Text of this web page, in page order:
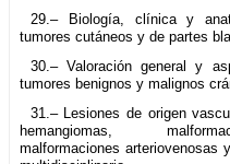
29.– Biología, clínica y
tumores cutáneos y de partes
30.– Valoración general y
tumores benignos y malignos
31.– Lesiones de origen
hemangiomas,
malformaciones arteriovenosas